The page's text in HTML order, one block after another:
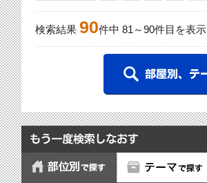
検索結果 90件中 81 ～90件目を表示